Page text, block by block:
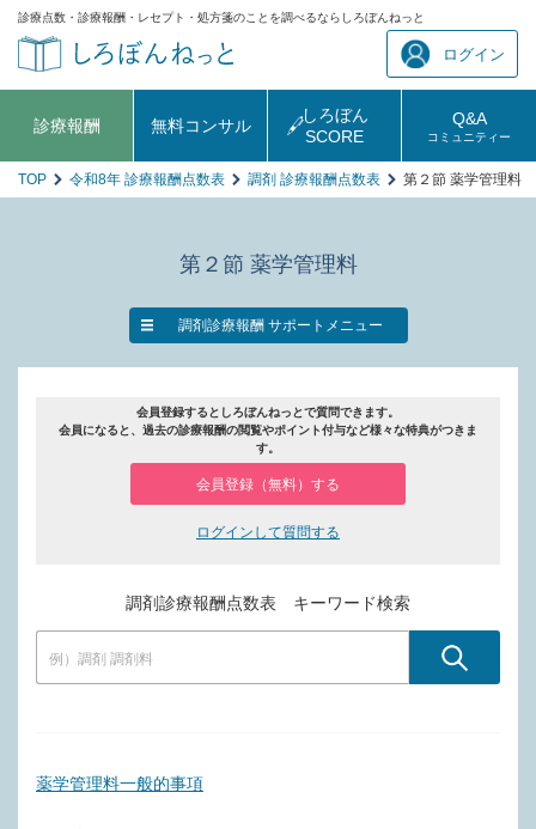
診療点数・診療報酬・レセプト・処方箋のことを調べるならしろぼんねっと
ログイン
診療報酬 無料コンサル
しろぼん
SCORE
Q&A
コミュニティー
TOP 令和8年 診療報酬点数表 調剤 診療報酬点数表 第２節 薬学管理料
第２節 薬学管理料
調剤診療報酬 サポートメニュー
会員登録するとしろぼんねっとで質問できます。
会員になると、過去の診療報酬の閲覧やポイント付与など様々な特典がつきま
す。
会員登録（無料）する
ログインして質問する
調剤診療報酬点数表 キーワード検索
薬学管理料一般的事項